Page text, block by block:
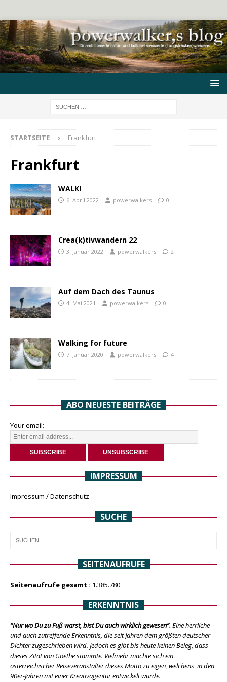
STARTSEITE Frankfurt
Frankfurt
WALK!
6. April 2022 powerwalkers 0
Crea(k)tivwandern 22
3. Januar 2022 powerwalkers 2
Auf dem Dach des Taunus
4. Mai 2021 powerwalkers 0
Walking for future
7. Januar 2020 powerwalkers 4
ABO NEUESTE BEITRÄGE
Your email:
IMPRESSUM
Impressum / Datenschutz
SUCHE
SEITENAUFRUFE
Seitenaufrufe gesamt : 1.385.780
ERKENNTNIS
“Nur wo Du zu Fuß warst, bist Du auch wirklich gewesen”.Eine herrliche
und auch zutreffende Erkenntnis, die seit Jahren dem größten deutscher
Dichter zugeschrieben wird. Jedoch es gibt bis heute keinen Beleg, dass
dieses Zitat von Goethe stammte. Vielmehr machte sich ein
österreichischer Reiseveranstalter dieses Motto zu eigen, welchens in den
90er-Jahren mit einer Kreativagentur entwickelt wurde.